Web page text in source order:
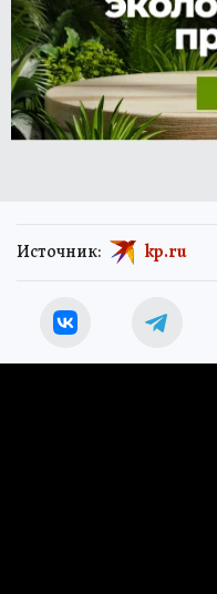
Источник: kp.ru